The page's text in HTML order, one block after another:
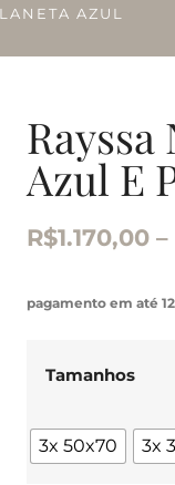
AZUL
Azul E
R$1.170,00 –
pagamento em até
Tamanhos
3x 50x70 3x